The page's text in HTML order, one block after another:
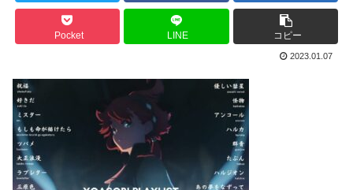
Pocket LINE コピー
2023.01.07